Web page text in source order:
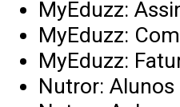
MyEduzz:
MyEduzz:
MyEduzz:
Nutror: Alunos